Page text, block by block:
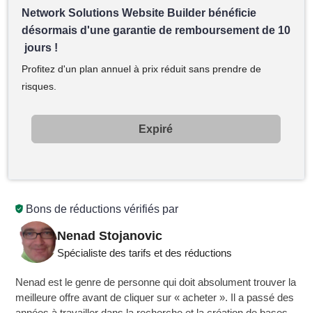
Bons de réductions vérifiés par
Nenad Stojanovic
Spécialiste des tarifs et des réductions
Nenad est le genre de personne qui doit absolument trouver la
meilleure offre avant de cliquer sur « acheter ». Il a passé des
Network Solutions Website Builder bénéficie
désormais d'une garantie de remboursement de 10
jours !
Profitez d'un plan annuel à prix réduit sans prendre de
risques.
Expiré